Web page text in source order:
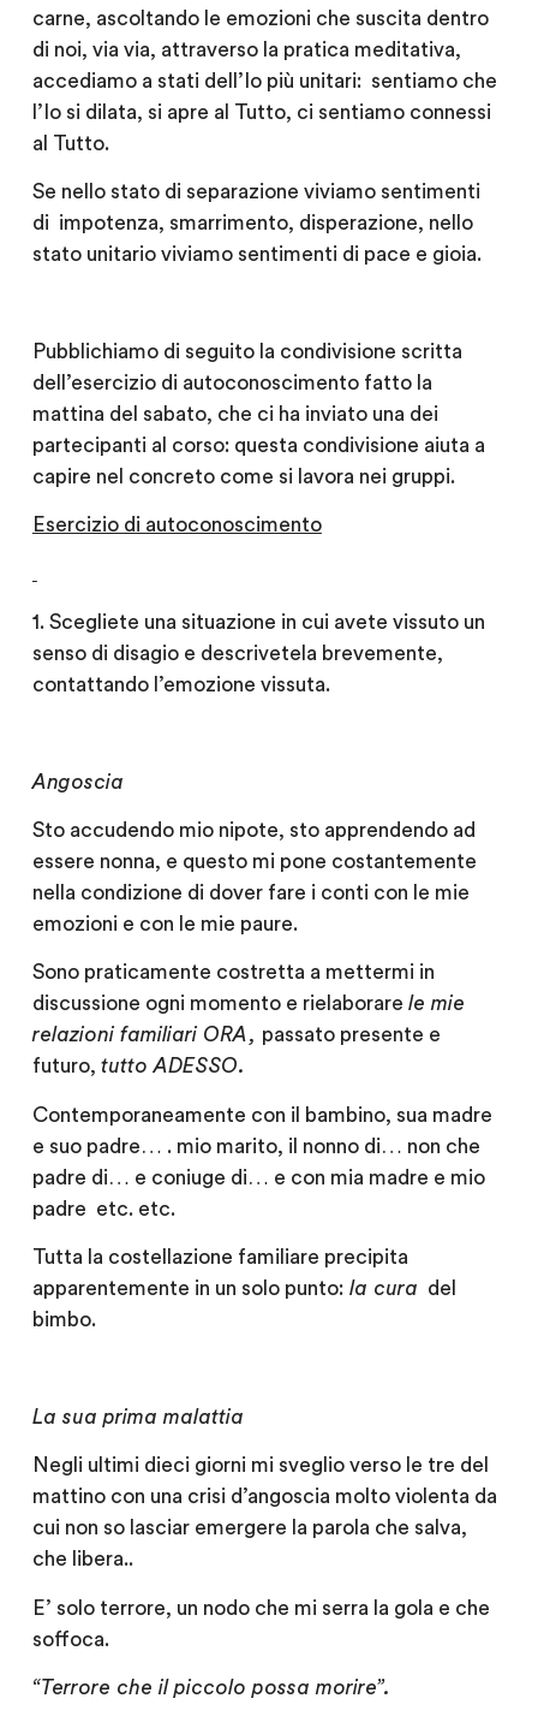
carne, ascoltando le emozioni che suscita dentro
di noi, via via, attraverso la pratica meditativa,
accediamo a stati dell’Io più unitari: sentiamo che
l’Io si dilata, si apre al Tutto, ci sentiamo connessi
al Tutto.
Se nello stato di separazione viviamo sentimenti
di impotenza, smarrimento, disperazione, nello
stato unitario viviamo sentimenti di pace e gioia.
Pubblichiamo di seguito la condivisione scritta
dell’esercizio di autoconoscimento fatto la
mattina del sabato, che ci ha inviato una dei
partecipanti al corso: questa condivisione aiuta a
capire nel concreto come si lavora nei gruppi.
Esercizio di autoconoscimento
1. Scegliete una situazione in cui avete vissuto un
senso di disagio e descrivetela brevemente,
contattando l’emozione vissuta.
Angoscia
Sto accudendo mio nipote, sto apprendendo ad
essere nonna, e questo mi pone costantemente
nella condizione di dover fare i conti con le mie
emozioni e con le mie paure.
Sono praticamente costretta a mettermi in
discussione ogni momento e rielaborare le mie
relazioni familiari ORA, passato presente e
futuro, tutto ADESSO.
Contemporaneamente con il bambino, sua madre
e suo padre… . mio marito, il nonno di… non che
padre di… e coniuge di… e con mia madre e mio
padre etc. etc.
Tutta la costellazione familiare precipita
apparentemente in un solo punto:la cura del
bimbo.
La sua prima malattia
Negli ultimi dieci giorni mi sveglio verso le tre del
mattino con una crisi d’angoscia molto violenta da
cui non so lasciar emergere la parola che salva,
che libera..
E’ solo terrore, un nodo che mi serra la gola e che
soffoca.
“Terrore che il piccolo possa morire”.